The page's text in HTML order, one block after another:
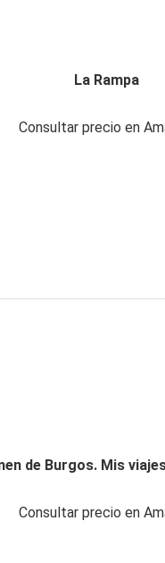
La Rampa
Consultar precio en
de Burgos. Mis
Consultar precio en